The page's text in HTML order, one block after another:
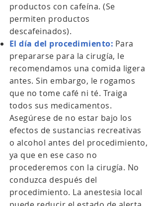
productos con cafeína. (Se
permiten productos
descafeinados).
El día del procedimiento: Para
prepararse para la cirugía, le
recomendamos una comida ligera
antes. Sin embargo, le rogamos
que no tome café ni té. Traiga
todos sus medicamentos.
Asegúrese de no estar bajo los
efectos de sustancias recreativas
o alcohol antes del procedimiento,
ya que en ese caso no
procederemos con la cirugía. No
conduzca después del
procedimiento. La anestesia local